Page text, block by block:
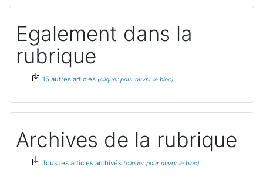
Egalement dans la
rubrique
15 autres articles
Archives de la rubrique
Tous les articles archivés